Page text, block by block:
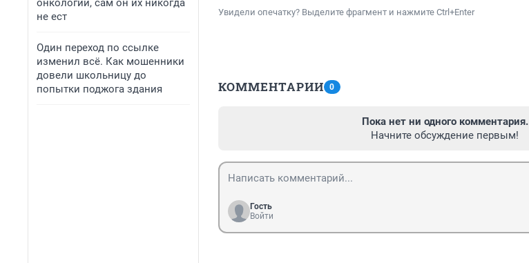
онкологии, сам он их никогда
не ест
Один переход по ссылке
изменил всё. Как мошенники
довели школьницу до
попытки поджога здания
Увидели опечатку? Выделите фрагмент и нажмите Ctrl+Enter
КОММЕНТАРИИ 0
Пока нет ни одного комментария.
Начните обсуждение первым!
Гость
Войти